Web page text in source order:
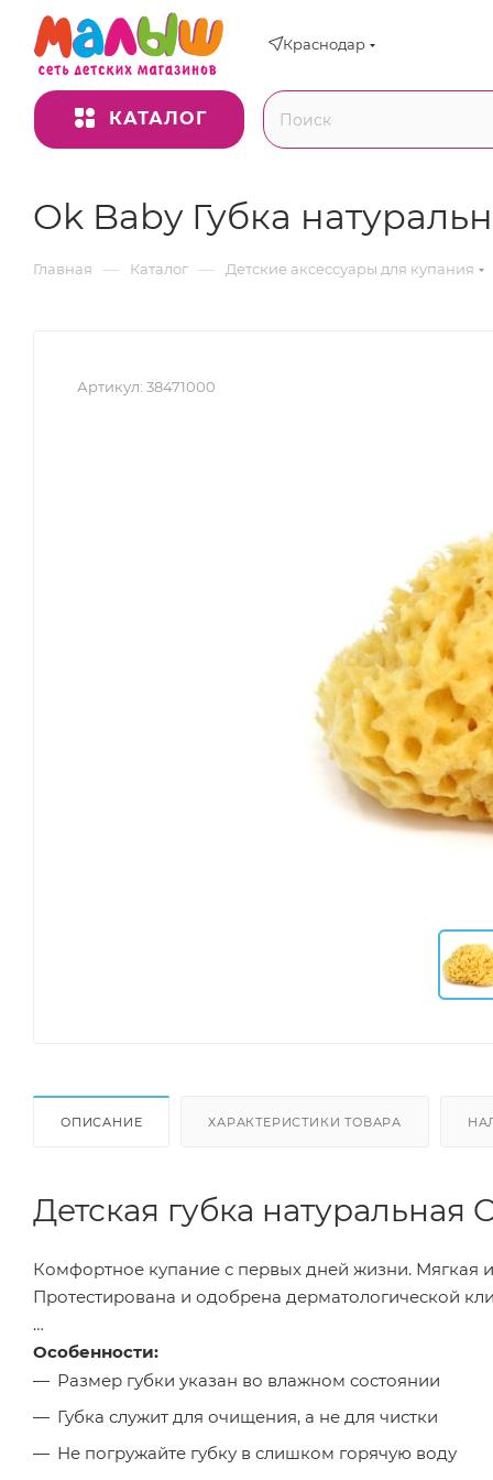
Краснодар
КАТАЛОГ
Ok Baby Губка
Главная — Каталог — Детские аксессуары для купания
Артикул: 38471000
ОПИСАНИЕ ХАРАКТЕРИСТИКИ ТОВАРА
Детская губка натуральная
Комфортное купание с первых дней жизни. Мягкая
Протестирована и одобрена дерматологической
Особенности:
Размер губки указан во влажном состоянии
Губка служит для очищения, а не для чистки
Не погружайте губку в слишком горячую воду